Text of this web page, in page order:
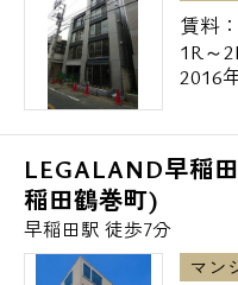
賃料：
1R～
2016
LEGALAND早稲
稲田鶴巻町)
早稲田駅 徒歩7分
マン
お